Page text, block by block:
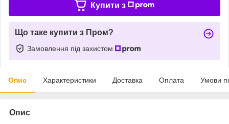
Купити з
Що таке купити з Пром?
Замовлення під захистом
Опис Характеристики Доставка Оплата Умови
Опис